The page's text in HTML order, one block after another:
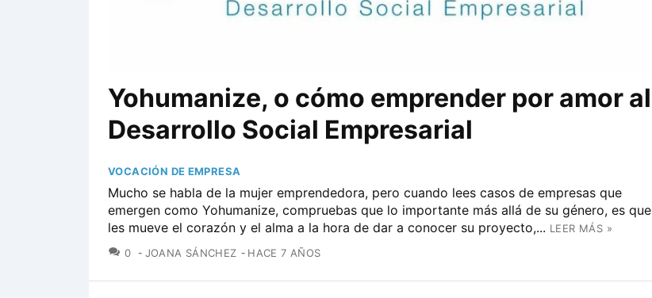
Yohumanize, o cómo emprender por amor al
Desarrollo Social Empresarial
VOCACIÓN DE EMPRESA
Mucho se habla de la mujer emprendedora, pero cuando lees casos de empresas que
emergen como Yohumanize, compruebas que lo importante más allá de su género, es que
les mueve el corazón y el alma a la hora de dar a conocer su proyecto,... LEER MÁS »
0 COMENTARIOS
JOANA SÁNCHEZ HACE 7 AÑOS